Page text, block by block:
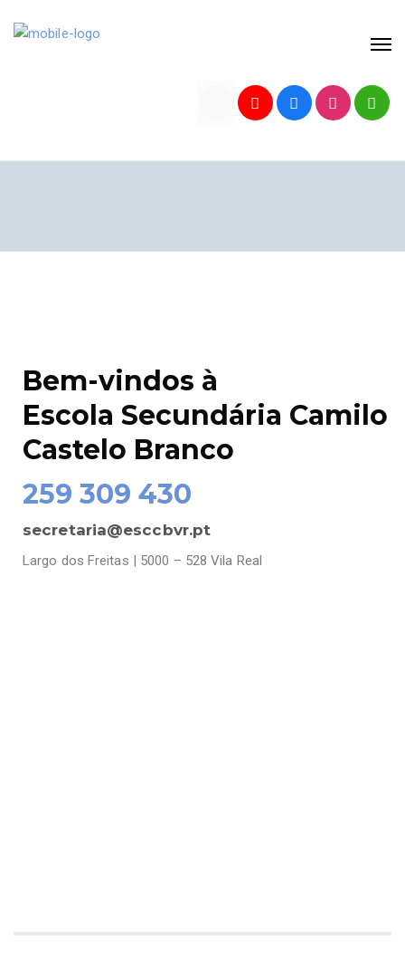
Bem-vindos à
Escola Secundária Camilo
Castelo Branco
259 309 430
secretaria@esccbvr.pt
Largo dos Freitas | 5000 – 528 Vila Real